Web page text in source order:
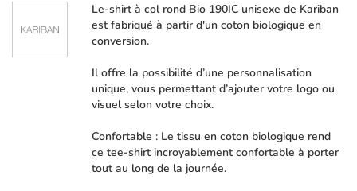
Le-shirt à col rond Bio 190IC unisexe de Kariban
est fabriqué à partir d'un coton biologique en
conversion.
Il offre la possibilité d’une personnalisation
unique, vous permettant d’ajouter votre logo ou
visuel selon votre choix.
Confortable : Le tissu en coton biologique rend
ce tee-shirt incroyablement confortable à porter
tout au long de la journée.